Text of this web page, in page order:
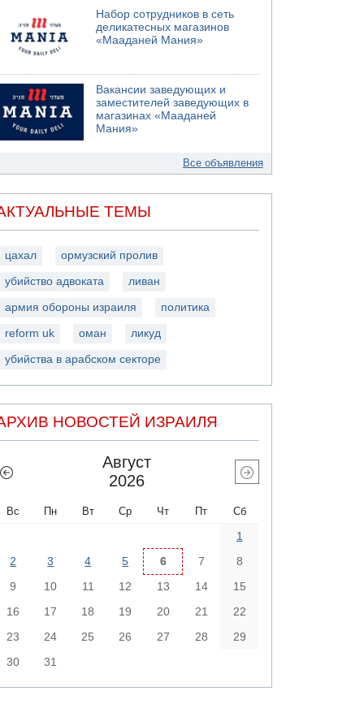
Набор сотрудников в сеть
деликатесных магазинов
«Мааданей Мания»
Вакансии заведующих и
заместителей заведующих в
магазинах «Мааданей
Мания»
Все объявления
ТЕМЫ
цахал ормузский пролив
убийство адвоката ливан
армия обороны израиля политика
reform uk оман ликуд
убийства в арабском секторе
НОВОСТЕЙ ИЗРАИЛЯ
Август
2026
Вс Пн Вт Ср Чт Пт Сб
1
2
3 4 5 6 7
8
9
10 11 12 13 14
15
16
17 18 19 20 21
22
23
24 25 26 27 28
29
30
31